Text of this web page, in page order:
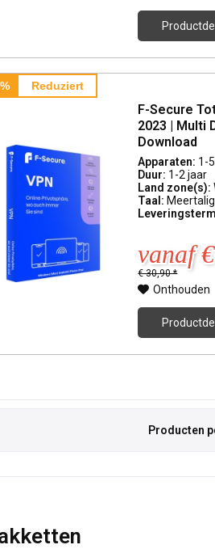
Reduziert
F-Secure
2023 | Multi
Download
Apparaten: 1-
Duur: 1-2 jaar
Land zone(s):
Taal: Meertalig
vanaf
€ 30,90 *
Onthouden
Producten